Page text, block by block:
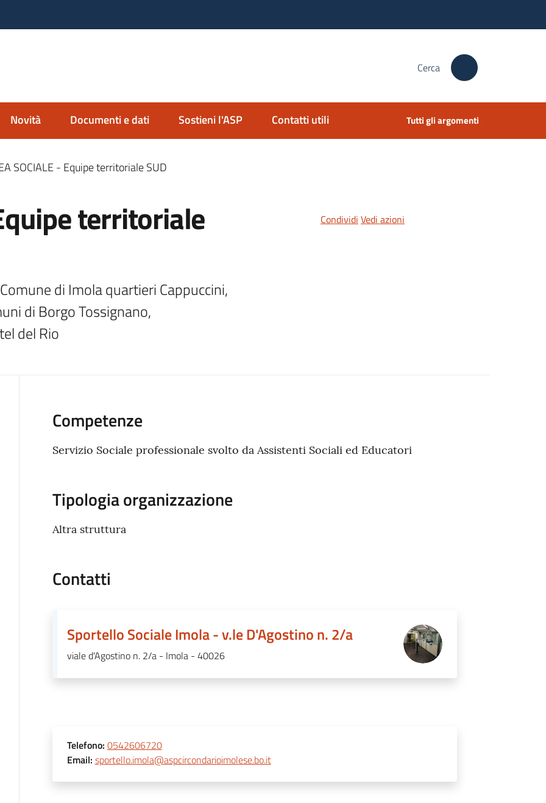
Cerca
Novità Documenti e dati Sostieni l'ASP Contatti utili Tutti gli argomenti
SOCIALE - Equipe territoriale SUD
territoriale
di Imola quartieri Cappuccini,
di Borgo Tossignano,
del Rio
Condividi Vedi azioni
Competenze
Servizio Sociale professionale svolto da Assistenti Sociali ed Educatori
Tipologia organizzazione
Altra struttura
Contatti
Sportello Sociale Imola - v.le D'Agostino n. 2/a
viale d'Agostino n. 2/a - Imola - 40026
Telefono: 0542606720
Email: sportello.imola@aspcircondarioimolese.bo.it